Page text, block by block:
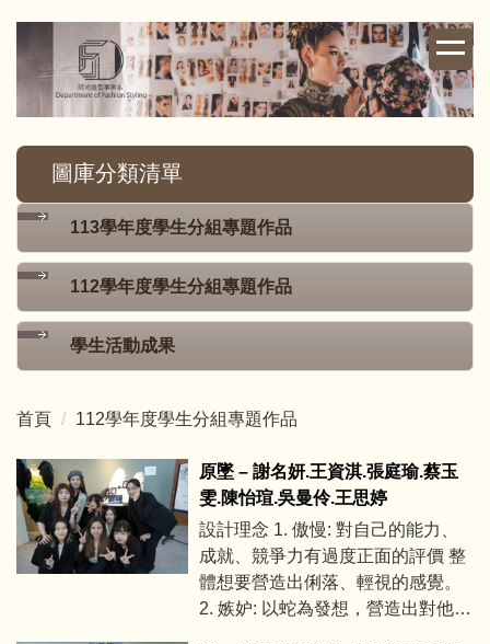
內
容
圖庫分類清單
113學年度學生分組專題作品
112學年度學生分組專題作品
學生活動成果
首頁 112學年度學生分組專題作品
原墜 – 謝名妍.王資淇.張庭瑜.蔡玉
雯.陳怡瑄.吳曼伶.王思婷
設計理念 1. 傲慢: 對自己的能力、
成就、競爭力有過度正面的評價 整
體想要營造出俐落、輕視的感覺。
2. 嫉妒: 以蛇為發想，營造出對他人